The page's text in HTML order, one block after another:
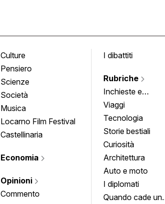
Culture
Pensiero
Scienze
Società
Musica
Locarno Film Festival
Castellinaria
Economia
Opinioni
Commento
I dibattiti
Rubriche
Inchieste e
approfondimenti
Viaggi
Tecnologia
Storie bestiali
Curiosità
Architettura
Auto e moto
I diplomati
Quando cade un